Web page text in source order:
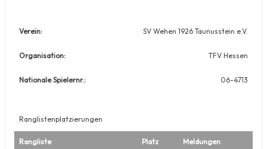
Verein: SV Wehen 1926 Taunusstein e.V.
Organisation: TFV Hessen
Nationale Spielernr.: 06-4713
Ranglistenplatzierungen
Rangliste Platz Meldungen